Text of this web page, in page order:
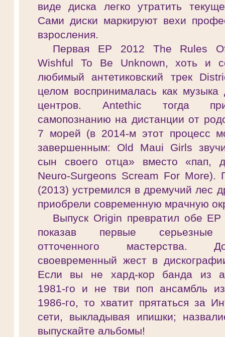
виде диска легко утратить
Сами диски маркируют вехи
взросления.
Первая EP 2012 The Rules
Wishful To Be Unknown, хоть и
любимый антетиковский трек
целом воспринималась как музыка
центров. Antethic тогда
самопознанию на дистанции от
7 морей (в 2014-м этот процесс
завершенным: Old Maui Girls
сын своего отца» вместо «пап,
Neuro-Surgeons Scream For More).
(2013) устремился в дремучий лес
приобрели современную мрачную
Выпуск Origin превратил обе ЕР
показав первые серьезные
отточенного мастерства.
своевременный жест в
Если вы не хард-кор банда из
1981-го и не тви поп ансамбль из
1986-го, то хватит прятаться за
сети, выкладывая ипишки;
выпускайте альбомы!